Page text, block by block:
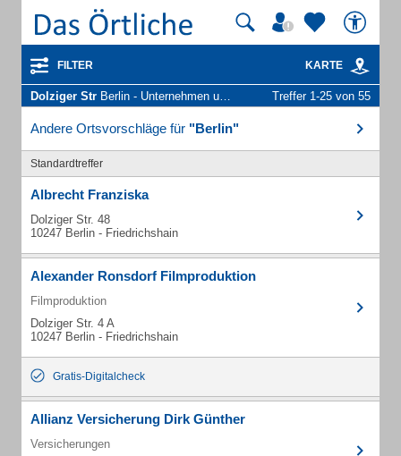
FILTER KARTE
Dolziger Str Berlin - Unternehmen und Personen Treffer 1-25 von 55
Andere Ortsvorschläge für "Berlin"
Standardtreffer
Albrecht Franziska
Dolziger Str. 48
10247 Berlin - Friedrichshain
Alexander Ronsdorf Filmproduktion
Filmproduktion
Dolziger Str. 4 A
10247 Berlin - Friedrichshain
Gratis-Digitalcheck
Allianz Versicherung Dirk Günther
Versicherungen